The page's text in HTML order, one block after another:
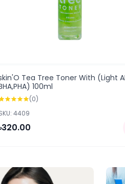
Tea Tree Toner With (Light
100ml
(0)
4409